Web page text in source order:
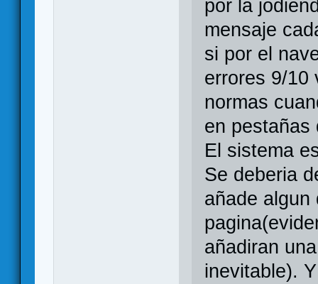
por la
mensaje
si por el
errores 9/10
normas
en pestañas
El sistema
Se deberia
añade algun
añadiran
inevitable).